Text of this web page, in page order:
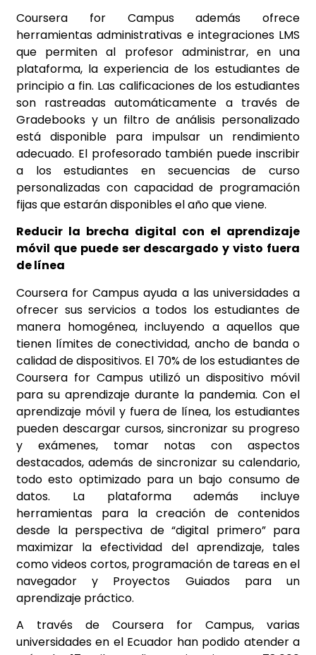
Coursera for Campus además ofrece
herramientas administrativas e integraciones LMS
que permiten al profesor administrar, en una
plataforma, la experiencia de los estudiantes de
principio a fin. Las calificaciones de los estudiantes
son rastreadas automáticamente a través de
Gradebooks y un filtro de análisis personalizado
está disponible para impulsar un rendimiento
adecuado. El profesorado también puede inscribir
a los estudiantes en secuencias de curso
personalizadas con capacidad de programación
fijas que estarán disponibles el año que viene.
Reducir la brecha digital con el aprendizaje
móvil que puede ser descargado y visto fuera
de línea
Coursera for Campus ayuda a las universidades a
ofrecer sus servicios a todos los estudiantes de
manera homogénea, incluyendo a aquellos que
tienen límites de conectividad, ancho de banda o
calidad de dispositivos. El 70% de los estudiantes de
Coursera for Campus utilizó un dispositivo móvil
para su aprendizaje durante la pandemia. Con el
aprendizaje móvil y fuera de línea, los estudiantes
pueden descargar cursos, sincronizar su progreso
y exámenes, tomar notas con aspectos
destacados, además de sincronizar su calendario,
todo esto optimizado para un bajo consumo de
datos. La plataforma además incluye
herramientas para la creación de contenidos
desde la perspectiva de “digital primero” para
maximizar la efectividad del aprendizaje, tales
como videos cortos, programación de tareas en el
navegador y Proyectos Guiados para un
aprendizaje práctico.
A través de Coursera for Campus, varias
universidades en el Ecuador han podido atender a